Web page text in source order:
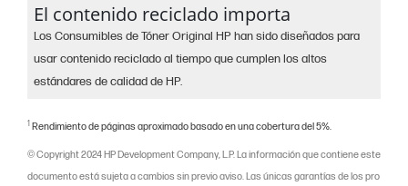
El contenido reciclado importa
Los Consumibles de Tóner Original HP han sido diseñados para
usar contenido reciclado al tiempo que cumplen los altos
estándares de calidad de HP.
1 Rendimiento de páginas aproximado basado en una cobertura del 5%.
© Copyright 2024 HP Development Company, L.P. La información que contiene este
documento está sujeta a cambios sin previo aviso. Las únicas garantías de los pro